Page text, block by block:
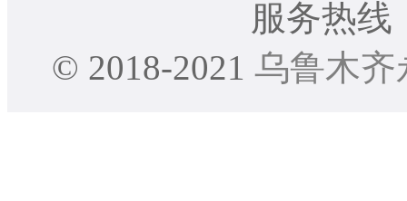
服务热线
© 2018-2021 乌鲁木齐